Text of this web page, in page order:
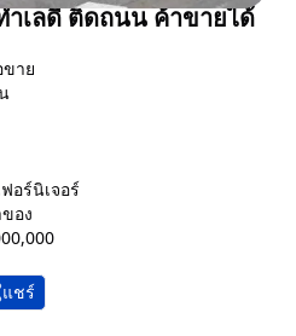
เลดี ติดถนน ค้าขายได้
ขาย
ฟอร์นิเจอร์
ของ
แชร์